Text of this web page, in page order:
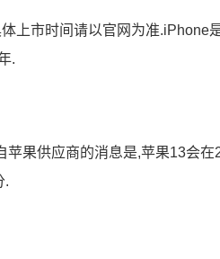
上市时间请以官网为准.iPhone
.
果供应商的消息是,苹果13会
.